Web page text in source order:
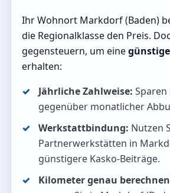
Ihr Wohnort Markdorf (Baden)
die Regionalklasse den Preis.
gegensteuern, um einegünstige
erhalten:
Jährliche Zahlweise: Sparen
gegenüber monatlicher
Werkstattbindung: Nutzen
Partnerwerkstätten in
günstigere Kasko-Beiträge.
Kilometer genau